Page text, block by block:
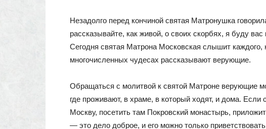
Незадолго перед кончиной святая Матронушка
рассказывайте, как живой, о своих скорбях, я буду
Сегодня святая Матрона Московская слышит
многочисленных чудесах рассказывают верующие.
Обращаться с молитвой к святой Матроне верующие
где проживают, в храме, в который ходят, и дома. Если
Москву, посетить там Покровский монастырь,
— это дело доброе, и его можно только